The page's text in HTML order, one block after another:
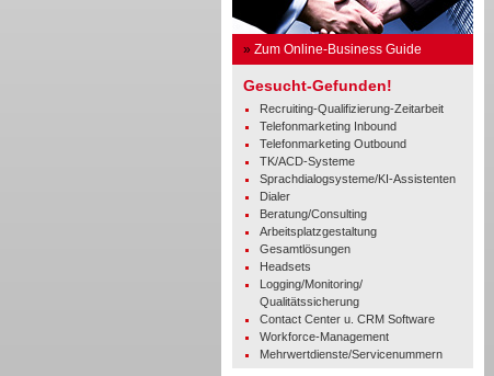
» Zum Online-Business Guide
Gesucht-Gefunden!
Recruiting-Qualifizierung-Zeitarbeit
Telefonmarketing Inbound
Telefonmarketing Outbound
TK/ACD-Systeme
Sprachdialogsysteme/KI-Assistenten
Dialer
Beratung/Consulting
Arbeitsplatzgestaltung
Gesamtlösungen
Headsets
Logging/Monitoring/
Qualitätssicherung
Contact Center u. CRM Software
Workforce-Management
Mehrwertdienste/Servicenummern